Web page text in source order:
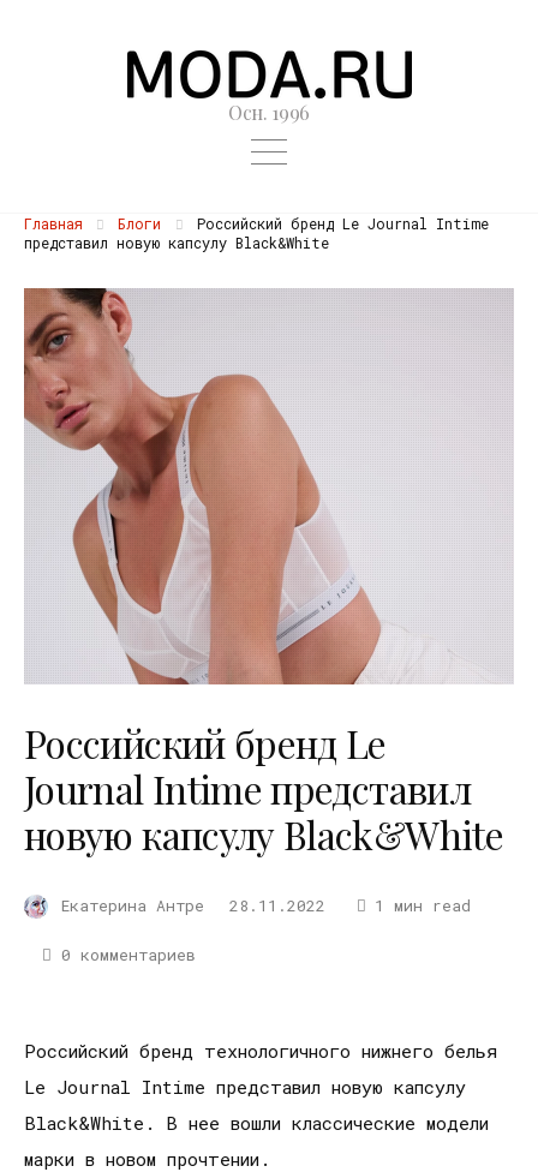
Осн. 1996
Главная Блоги
Российский бренд Le Journal Intime
представил новую капсулу Black&White
Российский бренд Le
Journal Intime представил
новую капсулу Black&White
Екатерина Антре 28.11.2022 1 мин read
0 комментариев
Российский бренд технологичного нижнего белья
Le Journal Intime представил новую капсулу
Black&White. В нее вошли классические модели
марки в новом прочтении.